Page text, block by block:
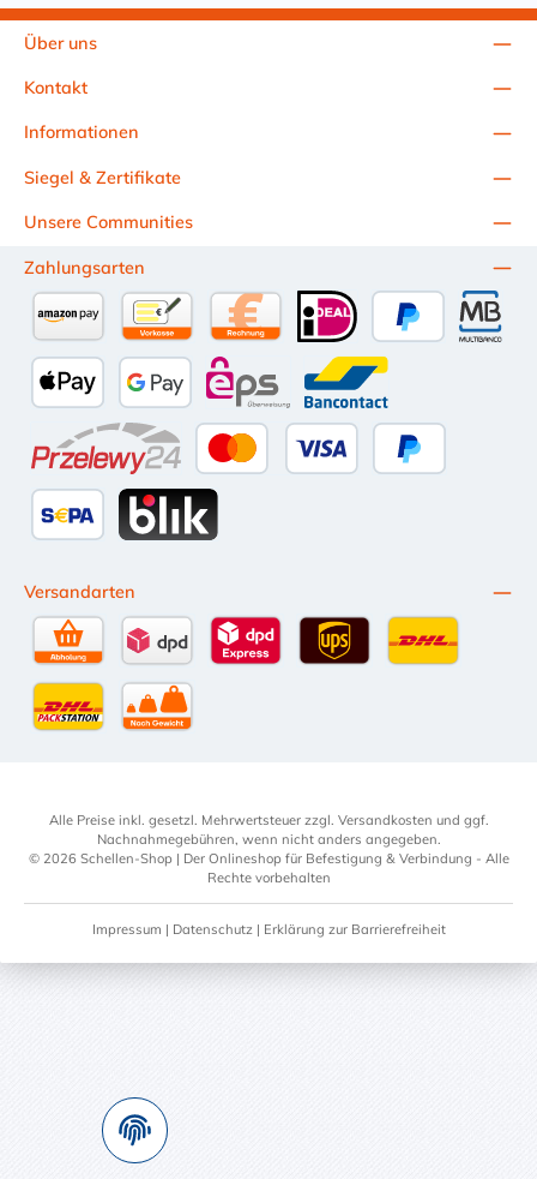
Über uns
Kontakt
Informationen
Unsere Communities
Siegel & Zertifikate
Zahlungsarten
Kauf auf Rechnung (10 Tage Netto)
iDEAL
Apple Pay Google Pay eps Bancontact
Przelewy24
Amazon PayVorkasse per Überweisung
Versandarten
DPD Standardversand
Selbstabholung
Alle Preise inkl. gesetzl. Mehrwertsteuer zzgl. Versandkosten und ggf.
Nachnahmegebühren, wenn nicht anders angegeben.
© 2026 Schellen-Shop | Der Onlineshop für Befestigung & Verbindung - Alle
Rechte vorbehalten
Impressum | Datenschutz | Erklärung zur Barrierefreiheit